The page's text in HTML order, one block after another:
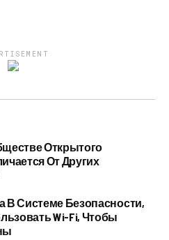
Открытого
От Других
В Системе Безопасности,
Wi-Fi, Чтобы